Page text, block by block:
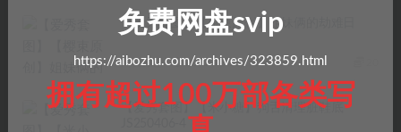
【爱秀套图】【樱束原创】姐妹俩的劫难日
网友原创 2025-10-08 472
【爱秀套图】【米小糖】狗舌清理脏鞋底
免费网盘svip
https://aibozhu.com/archives/323859.html
拥有超过100万部各类写